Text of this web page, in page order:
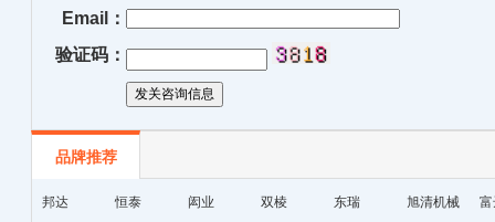
Email：
验证码：
品牌推荐
邦达 恒泰 闳业 双棱 东瑞 旭清机械